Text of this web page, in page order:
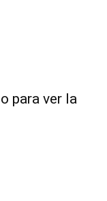
para ver la